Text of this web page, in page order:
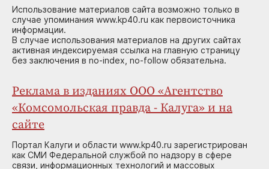
Использование материалов сайта возможно только в
случае упоминания www.kp40.ru как первоисточника
информации.
В случае использования материалов на других сайтах
активная индексируемая ссылка на главную страницу
без заключения в no-index, no-follow обязательна.
Реклама в изданиях ООО «Агентство
«Комсомольская правда - Калуга» и на
сайте
Портал Калуги и области www.kp40.ru зарегистрирован
как СМИ Федеральной службой по надзору в сфере
связи, информационных технологий и массовых